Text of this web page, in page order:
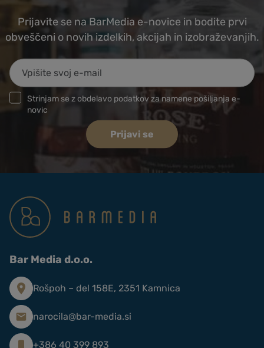
Prijavite se na BarMedia e-novice in bodite prvi
obveščeni o novih izdelkih, akcijah in izobraževanjih.
Strinjam se z obdelavo podatkov za namene pošiljanja e-
novic
Prijavi se
Bar Media d.o.o.
Rošpoh – del 158E, 2351 Kamnica
narocila@bar-media.si
+386 40 399 893